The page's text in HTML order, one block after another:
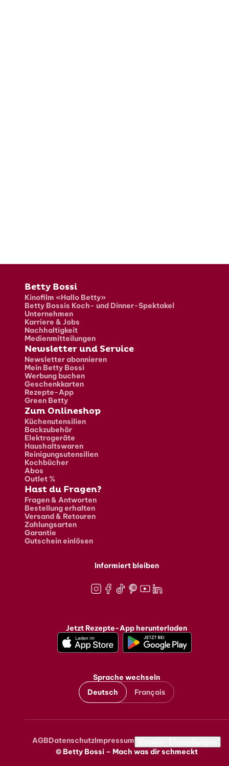
Fusszeile
Betty Bossi
Kinofilm «Hallo Betty»
Betty Bossis Koch- und Dinner-Spektakel
Unternehmen
Karriere & Jobs
Nachhaltigkeit
Medienmitteilungen
Newsletter und Service
Newsletter abonnieren
Mein Betty Bossi
Werbung buchen
Geschenkkarten
Rezepte-App
Green Betty
Zum Onlineshop
Küchenutensilien
Backzubehör
Elektrogeräte
Haushaltswaren
Reinigungsutensilien
Kochbücher
Abos
Outlet %
Hast du Fragen?
Fragen & Antworten
Bestellung erhalten
Versand & Retouren
Zahlungsarten
Garantie
Gutschein einlösen
Informiert bleiben
Jetzt Rezepte-App herunterladen
Sprache wechseln
Deutsch
Français
Metanavigation
AGBDatenschutzImpressum
© Betty Bossi – Mach was dir schmeckt